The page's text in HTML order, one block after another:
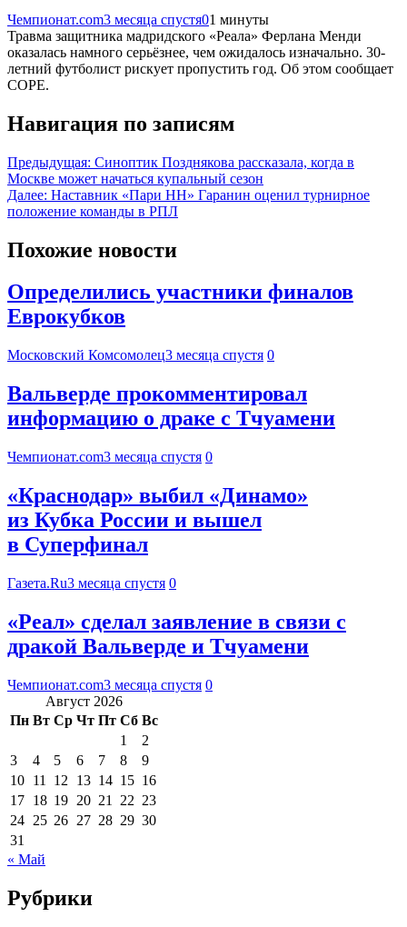
Чемпионат.com3 месяца спустя01 минуты
Травма защитника мадридского «Реала» Ферлана Менди
оказалась намного серьёзнее, чем ожидалось изначально. 30-
летний футболист рискует пропустить год. Об этом сообщает
COPE.
Навигация по записям
Предыдущая: Синоптик Позднякова рассказала, когда в
Москве может начаться купальный сезон
Далее: Наставник «Пари НН» Гаранин оценил турнирное
положение команды в РПЛ
Похожие новости
Определились участники финалов
Еврокубков
Московский Комсомолец3 месяца спустя 0
Вальверде прокомментировал
информацию о драке с Тчуамени
Чемпионат.com3 месяца спустя 0
«Краснодар» выбил «Динамо»
из Кубка России и вышел
в Суперфинал
Газета.Ru3 месяца спустя 0
«Реал» сделал заявление в связи с
дракой Вальверде и Тчуамени
Чемпионат.com3 месяца спустя 0
Август 2026
Пн Вт Ср Чт Пт Сб Вс
1
2
3
4 5 6 7 8
9
10 11 12 13 14 15 16
17 18 19 20 21 22 23
24 25 26 27 28 29 30
31
« Май
Рубрики